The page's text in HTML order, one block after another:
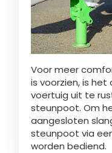
Voor meer
is voorzien, is het
voertuig uit te
steunpoot. Om
aangesloten
steunpoot via
worden bediend.